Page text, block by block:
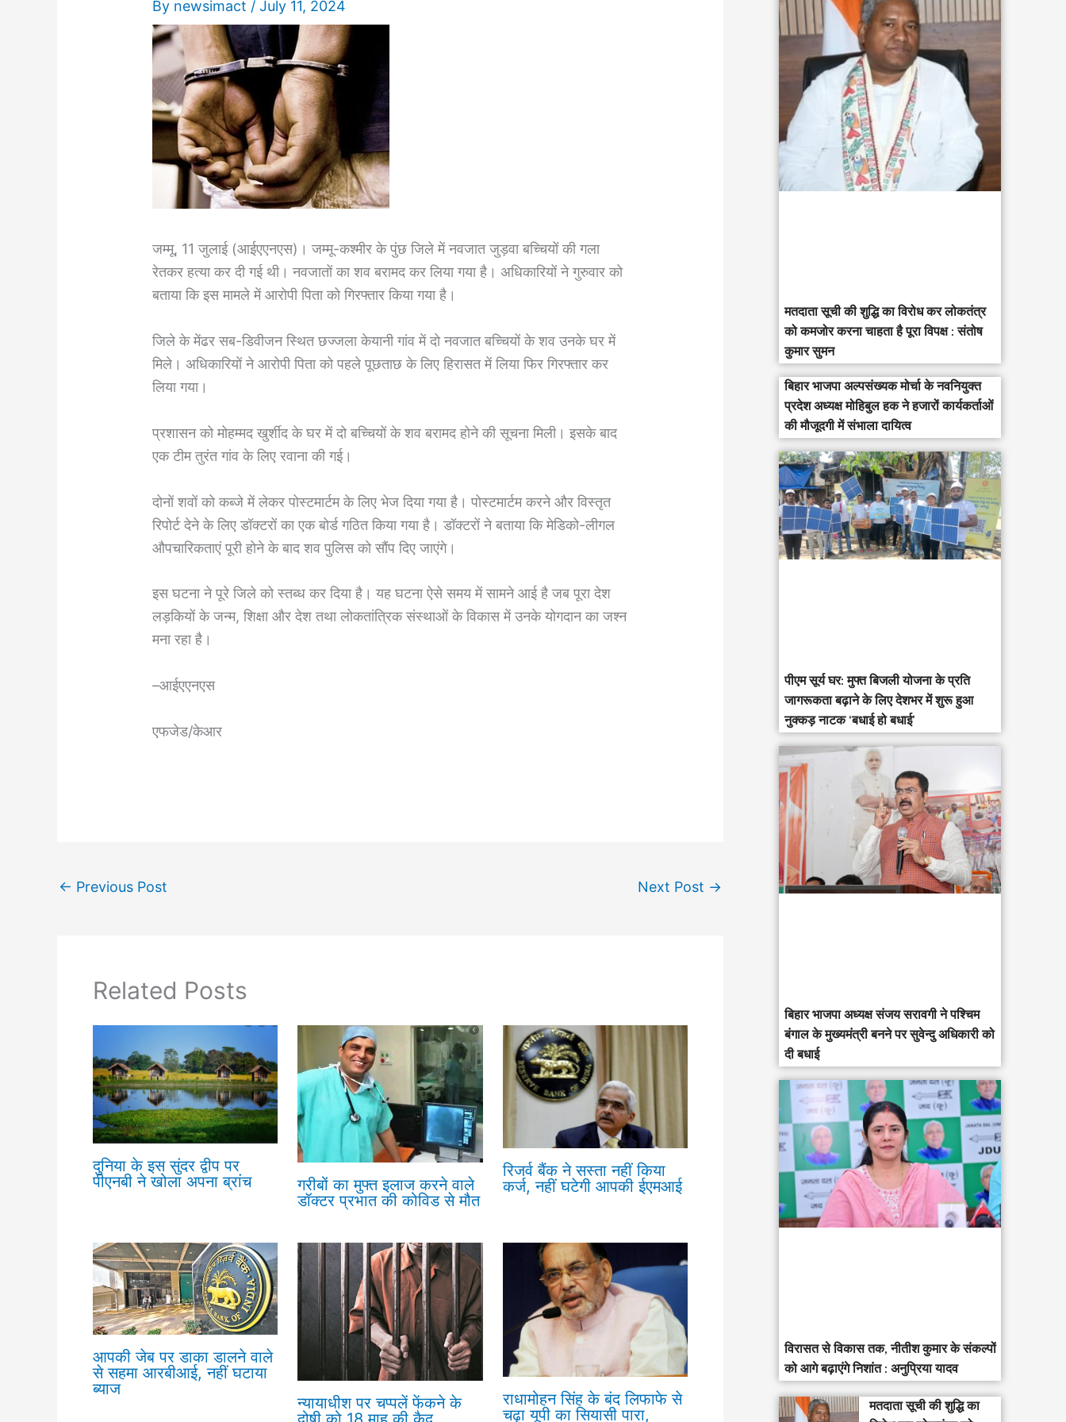
By newsimact /July 11, 2024
जम्मू, 11 जुलाई (आईएएनएस)। जम्मू-कश्मीर के पुंछ जिले में नवजात जुड़वा बच्चियों की गला
रेतकर हत्या कर दी गई थी। नवजातों का शव बरामद कर लिया गया है। अधिकारियों ने गुरुवार को
बताया कि इस मामले में आरोपी पिता को गिरफ्तार किया गया है।
जिले के मेंढर सब-डिवीजन स्थित छज्जला केयानी गांव में दो नवजात बच्चियों के शव उनके घर में
मिले। अधिकारियों ने आरोपी पिता को पहले पूछताछ के लिए हिरासत में लिया फिर गिरफ्तार कर
लिया गया।
प्रशासन को मोहम्मद खुर्शीद के घर में दो बच्चियों के शव बरामद होने की सूचना मिली। इसके बाद
एक टीम तुरंत गांव के लिए रवाना की गई।
दोनों शवों को कब्जे में लेकर पोस्टमार्टम के लिए भेज दिया गया है। पोस्टमार्टम करने और विस्तृत
रिपोर्ट देने के लिए डॉक्टरों का एक बोर्ड गठित किया गया है। डॉक्टरों ने बताया कि मेडिको-लीगल
औपचारिकताएं पूरी होने के बाद शव पुलिस को सौंप दिए जाएंगे।
इस घटना ने पूरे जिले को स्तब्ध कर दिया है। यह घटना ऐसे समय में सामने आई है जब पूरा देश
लड़कियों के जन्म, शिक्षा और देश तथा लोकतांत्रिक संस्थाओं के विकास में उनके योगदान का जश्न
मना रहा है।
–आईएएनएस
एफजेड/केआर
← Previous Post Next Post →
Related Posts
दुनिया के इस सुंदर द्वीप पर
पीएनबी ने खोला अपना ब्रांच
गरीबों का मुफ्त इलाज करने वाले
डॉक्टर प्रभात की कोविड से मौत
रिजर्व बैंक ने सस्ता नहीं किया
कर्ज, नहीं घटेगी आपकी ईएमआई
आपकी जेब पर डाका डालने वाले
से सहमा आरबीआई, नहीं घटाया
ब्याज
न्यायाधीश पर चप्पलें फेंकने के
राधामोहन सिंह के बंद लिफाफे से
चढ़ा यूपी का सियासी पारा,
मतदाता सूची की शुद्धि का विरोध कर लोकतंत्र
को कमजोर करना चाहता है पूरा विपक्ष : संतोष
कुमार सुमन
बिहार भाजपा अल्पसंख्यक मोर्चा के नवनियुक्त
प्रदेश अध्यक्ष मोहिबुल हक ने हजारों कार्यकर्ताओं
की मौजूदगी में संभाला दायित्व
पीएम सूर्य घर: मुफ्त बिजली योजना के प्रति
जागरूकता बढ़ाने के लिए देशभर में शुरू हुआ
नुक्कड़ नाटक ‘बधाई हो बधाई’
‎बिहार भाजपा अध्यक्ष संजय सरावगी ने पश्चिम
बंगाल के मुख्यमंत्री बनने पर सुवेन्दु अधिकारी को
दी बधाई
विरासत से विकास तक, नीतीश कुमार के संकल्पों
को आगे बढ़ाएंगे निशांत : अनुप्रिया यादव
मतदाता सूची की शुद्धि का